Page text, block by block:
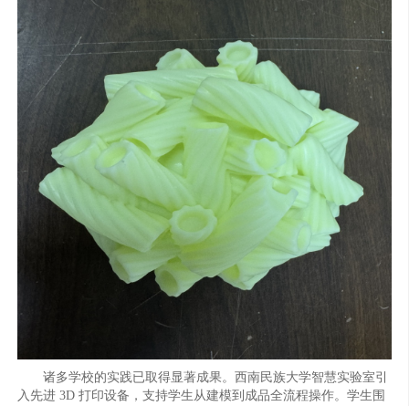
诸多学校的实践已取得显著成果。西南民族大学智慧实验室引
入先进 3D 打印设备，支持学生从建模到成品全流程操作。学生围